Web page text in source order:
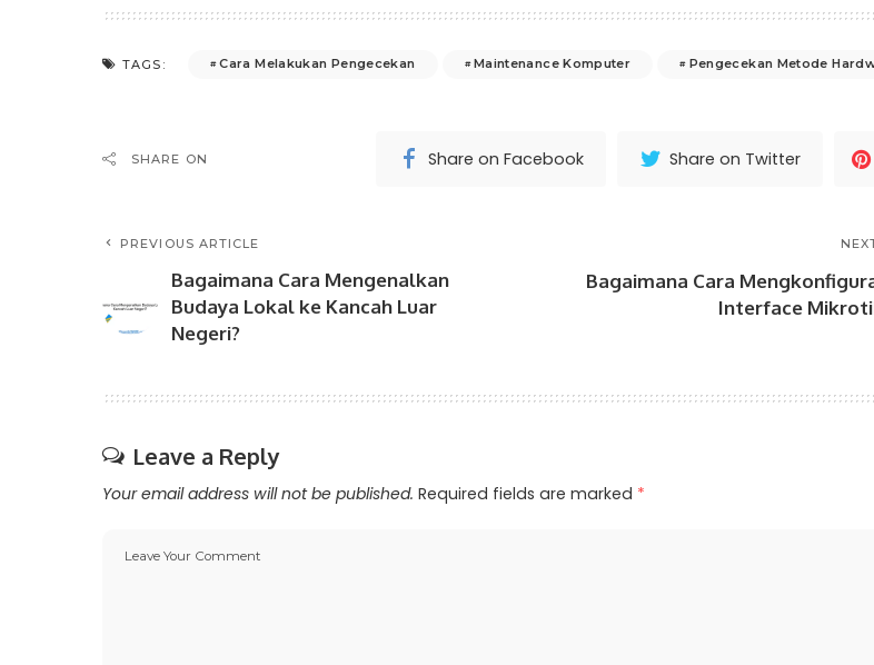
TAGS: Cara Melakukan Pengecekan Maintenance Komputer Pengecekan Metode
SHARE ON Share on Facebook Share on Twitter
PREVIOUS ARTICLE
Bagaimana Cara Mengenalkan
Budaya Lokal ke Kancah Luar
Negeri?
Bagaimana Cara
Interface
Leave a Reply
Your email address will not be published. Required fields are marked *